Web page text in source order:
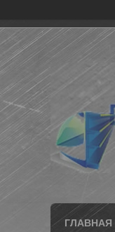
ГЛАВНАЯ